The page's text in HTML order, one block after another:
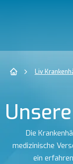
Liv
Die
medizinische
ein